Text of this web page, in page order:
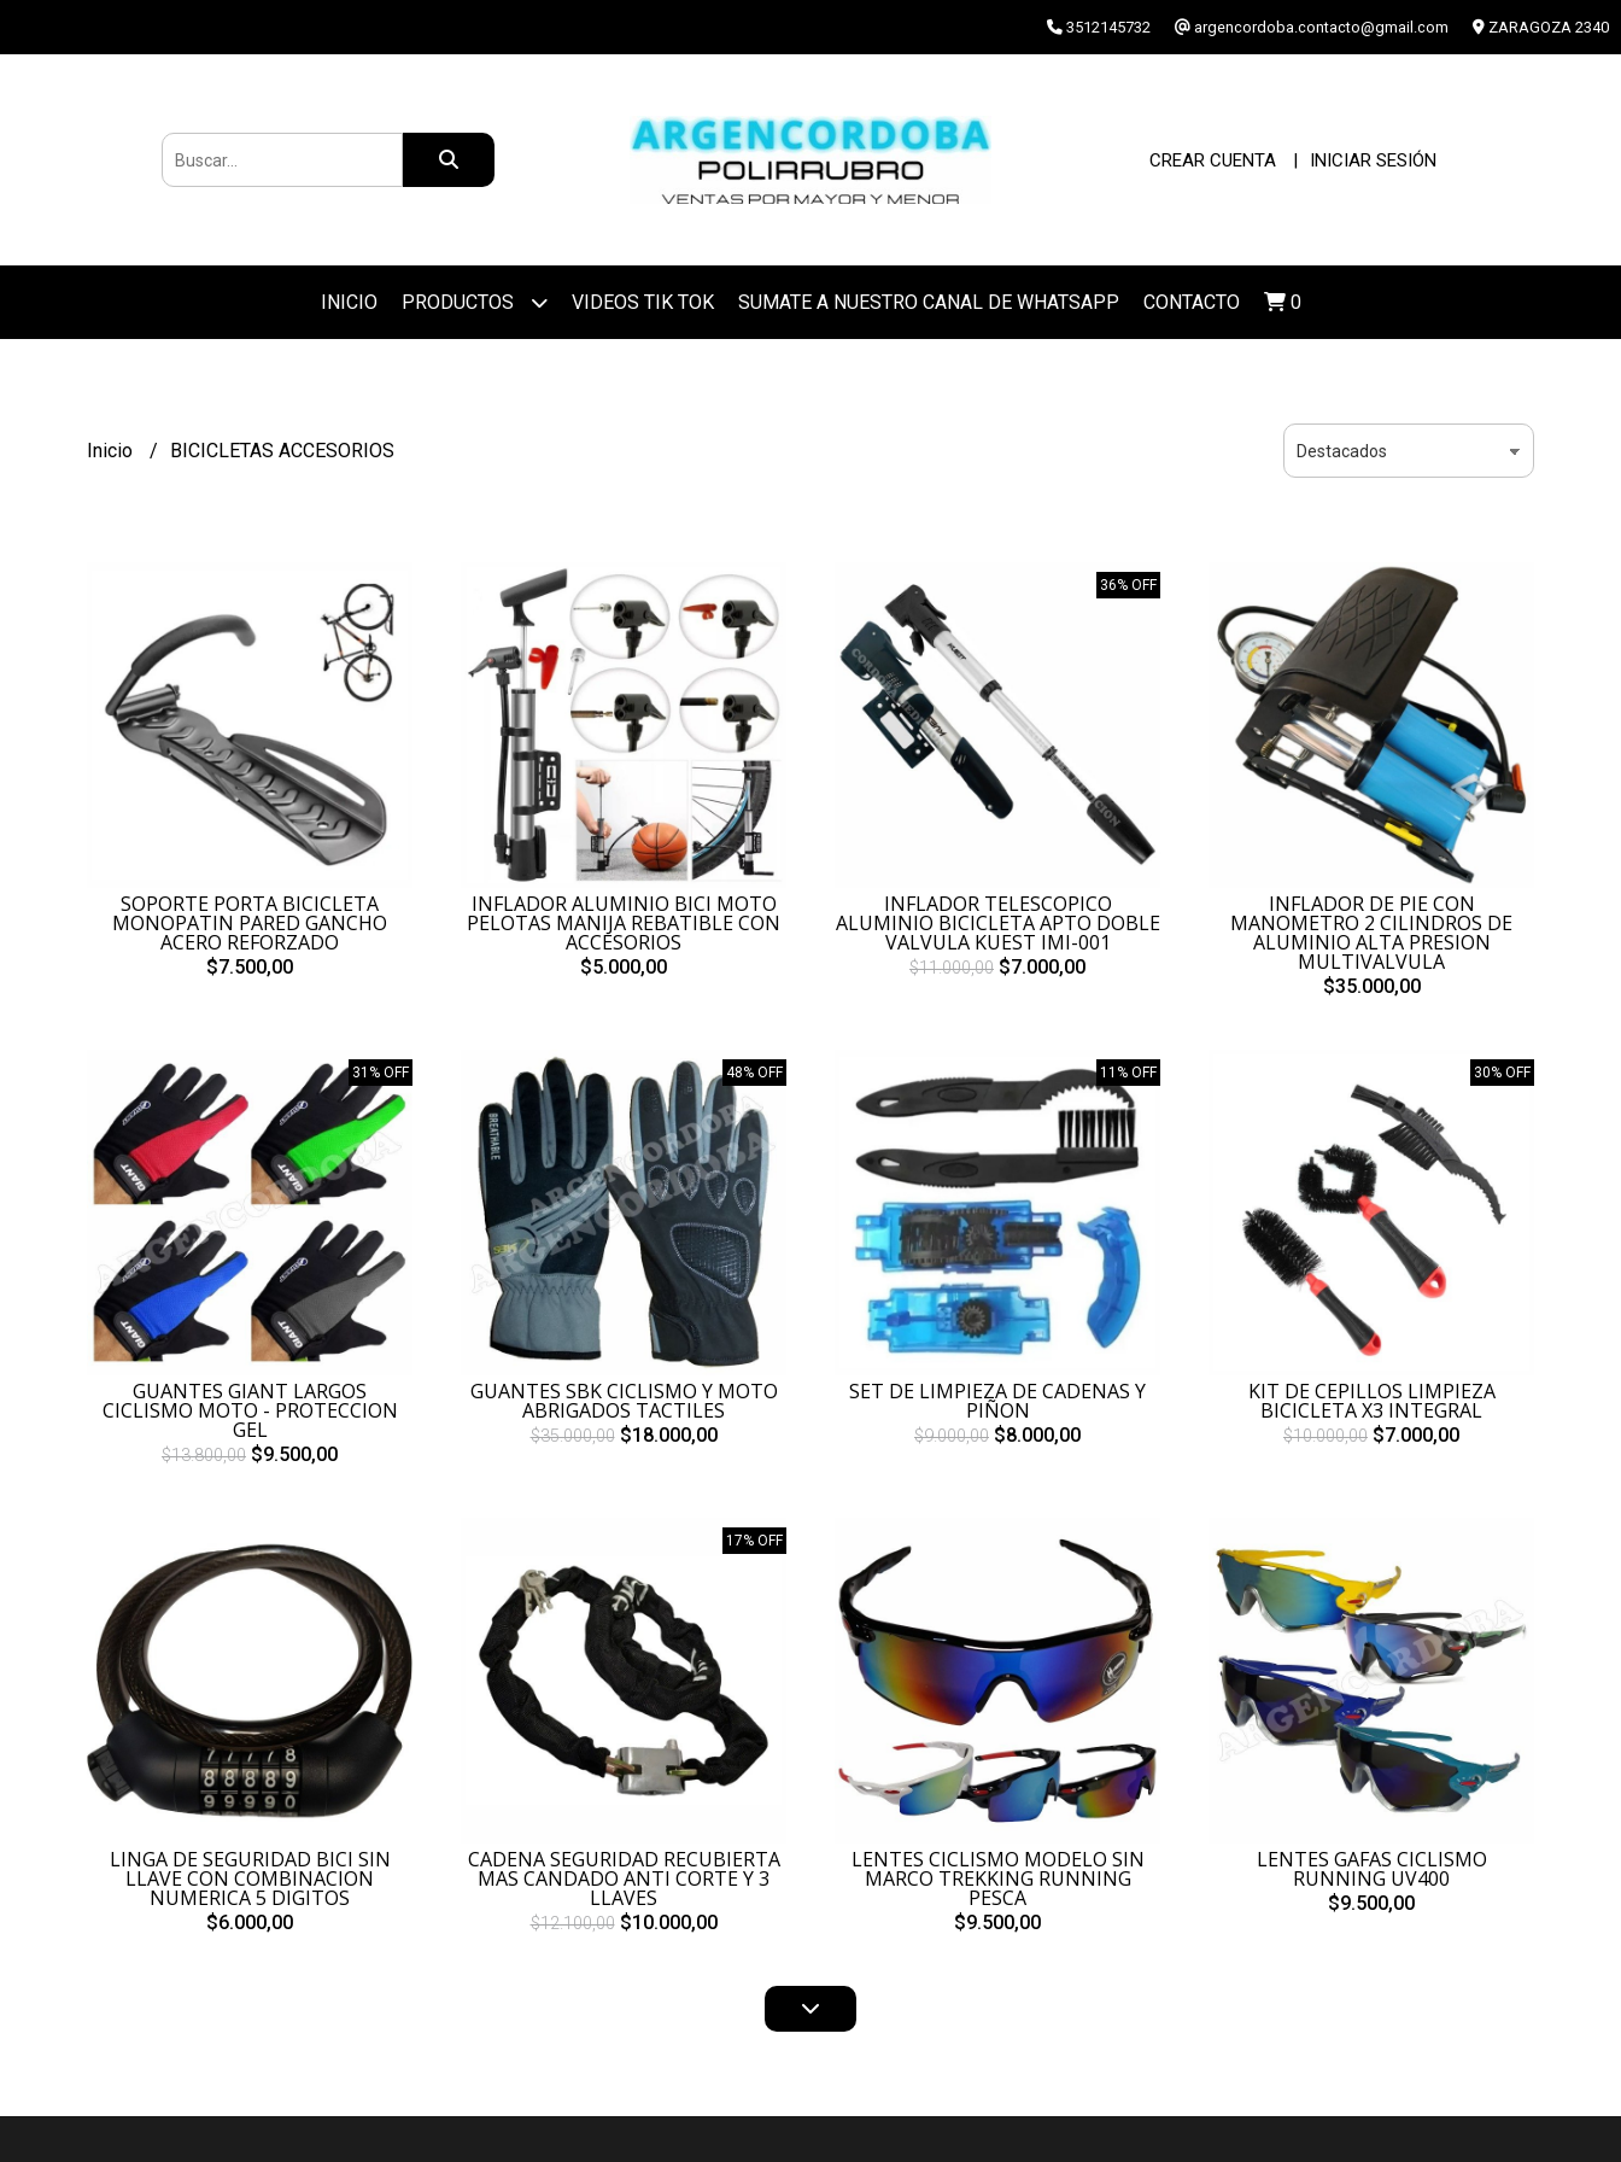
3512145732 argencordoba.contacto@gmail.com ZARAGOZA 2340
CREAR CUENTA INICIAR SESIÓN
INICIO PRODUCTOS VIDEOS TIK TOK SUMATE A NUESTRO CANAL DE WHATSAPP CONTACTO 0
Inicio BICICLETAS ACCESORIOS
SOPORTE PORTA BICICLETA
MONOPATIN PARED GANCHO
ACERO REFORZADO
$7.500,00
INFLADOR ALUMINIO BICI MOTO
PELOTAS MANIJA REBATIBLE CON
ACCESORIOS
$5.000,00
36% OFF
INFLADOR TELESCOPICO
ALUMINIO BICICLETA APTO DOBLE
VALVULA KUEST IMI-001
$11.000,00 $7.000,00
INFLADOR DE PIE CON
MANOMETRO 2 CILINDROS DE
ALUMINIO ALTA PRESION
MULTIVALVULA
$35.000,00
31% OFF
GUANTES GIANT LARGOS
CICLISMO MOTO - PROTECCION
GEL
$13.800,00 $9.500,00
48% OFF
GUANTES SBK CICLISMO Y MOTO
ABRIGADOS TACTILES
$35.000,00$18.000,00
11% OFF
SET DE LIMPIEZA DE CADENAS Y
PIÑON
$9.000,00 $8.000,00
30% OFF
KIT DE CEPILLOS LIMPIEZA
BICICLETA X3 INTEGRAL
$10.000,00 $7.000,00
LINGA DE SEGURIDAD BICI SIN
LLAVE CON COMBINACION
NUMERICA 5 DIGITOS
$6.000,00
17% OFF
CADENA SEGURIDAD RECUBIERTA
MAS CANDADO ANTI CORTE Y 3
LLAVES
$12.100,00$10.000,00
LENTES CICLISMO MODELO SIN
MARCO TREKKING RUNNING
PESCA
$9.500,00
LENTES GAFAS CICLISMO
RUNNING UV400
$9.500,00